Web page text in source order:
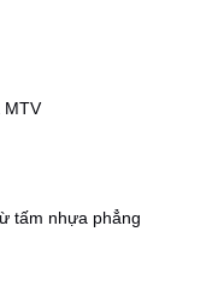
MTV
tấm nhựa phẳng